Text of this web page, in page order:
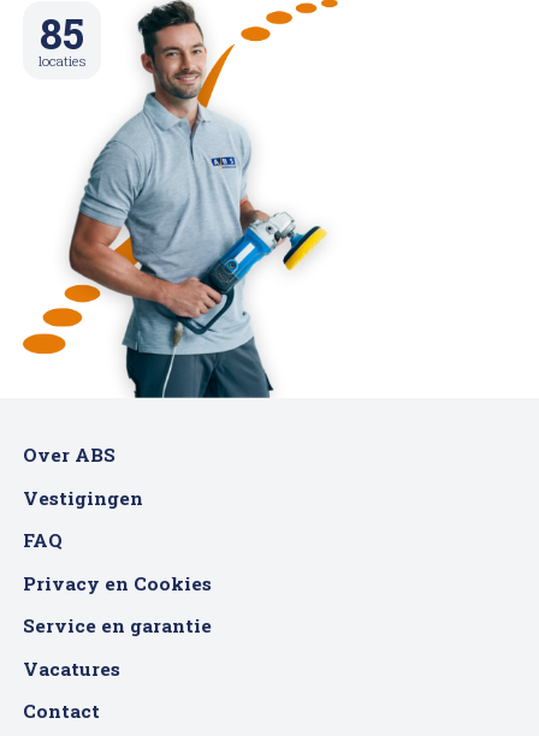
85
locaties
Over ABS
Vestigingen
FAQ
Privacy en Cookies
Service en garantie
Vacatures
Contact